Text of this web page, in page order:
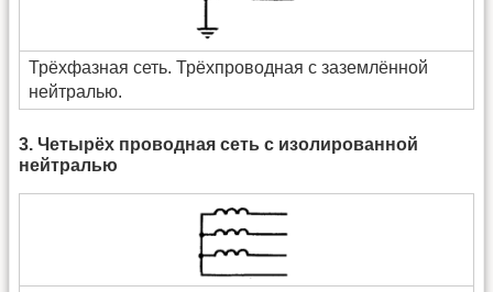
Трёхфазная сеть. Трёхпроводная с заземлённой
нейтралью.
3. Четырёх проводная сеть с изолированной
нейтралью